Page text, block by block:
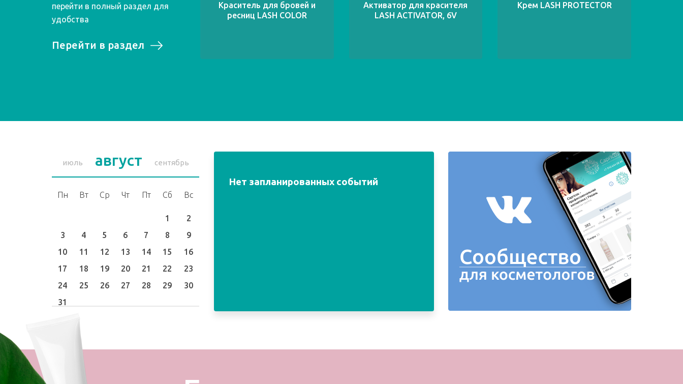
перейти в полный раздел для
удобства
Перейти в раздел
Краситель для бровей и
ресниц LASH COLOR
Активатор для красителя
LASH ACTIVATOR, 6V
Крем LASH PROTECTOR
июль август сентябрь
Пн Вт Ср Чт Пт Сб Вс
1
2
3
4 5 6 7 8
9
10
11 12 13 14 15
16
17
18 19 20 21 22
23
24
25 26 27 28 29
30
31
Нет запланированных событий